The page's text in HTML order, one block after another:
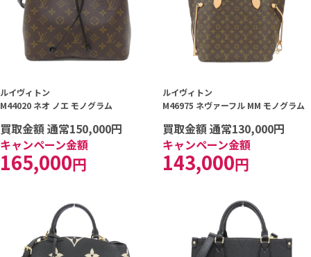
ルイヴィトン
M44020 ネオ ノエ モノグラム
買取金額 通常150,000円
キャンペーン金額
165,000円
ルイヴィトン
M46975 ネヴァーフル MM モノグラム
買取金額 通常130,000円
キャンペーン金額
143,000円